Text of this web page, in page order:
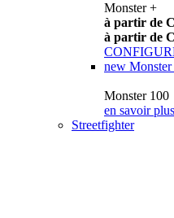
Monster +
à partir de
à partir de
new
Monster 100
en savoir plus
Streetfighter